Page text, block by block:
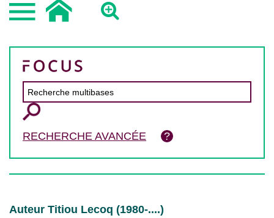
RECHERCHE AVANCÉE
Auteur Titiou Lecoq (1980-....)